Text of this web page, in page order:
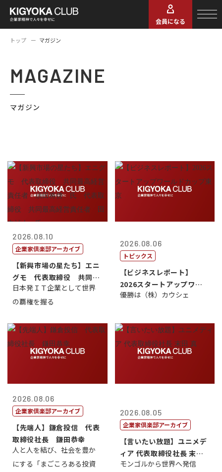
会員になる
トップ マガジン
MAGAZINE
マガジン
2026.08.10
企業家倶楽部アーカイブ
【新興市場の星たち】エニ
グモ 代表取締役 共同最
高経営責任者...
日本発ＩＴ企業として世界
の覇権を握る
2026.08.06
トピックス
【ビジネスレポート】
2026スタートアップワー
ルドカップ東京
優勝は（株）カウシェ
2026.08.06
企業家倶楽部アーカイブ
【先端人】鎌倉投信 代表
取締役社長 鎌田恭幸
人と人を結び、社会を豊か
にする「まごころある投資
2026.08.05
企業家倶楽部アーカイブ
【言いたい放題】ユニメデ
ィア 代表取締役社長 末田
真
モンゴルから世界へ発信